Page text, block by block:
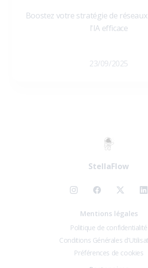
Boostez votre stratégie de réseaux
l'IA efficace
23/09/2025
StellaFlow
Mentions légales
Politique de confidentialité
Conditions Générales
Préférences de cookies